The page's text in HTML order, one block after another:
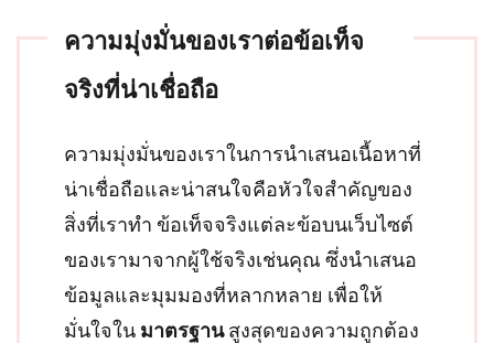
ความมุ่งมั่นของเราต่อข้อเท็จ
จริงที่น่าเชื่อถือ
ความมุ่งมั่นของเราในการนำเสนอเนื้อหาที่
น่าเชื่อถือและน่าสนใจคือหัวใจสำคัญของ
สิ่งที่เราทำ ข้อเท็จจริงแต่ละข้อบนเว็บไซต์
ของเรามาจากผู้ใช้จริงเช่นคุณ ซึ่งนำเสนอ
ข้อมูลและมุมมองที่หลากหลาย เพื่อให้
มั่นใจใน มาตรฐานสูงสุดของความถูกต้อง